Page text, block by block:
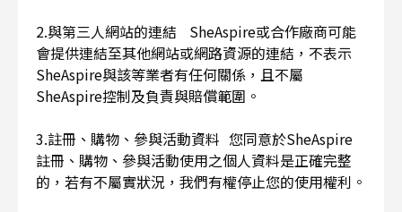
2.與第三人網站的連結 SheAspire或合作廠商可能
會提供連結至其他網站或網路資源的連結，不表示
SheAspire與該等業者有任何關係，且不屬
SheAspire控制及負責與賠償範圍。
3.註冊、購物、參與活動資料 您同意於SheAspire
註冊、購物、參與活動使用之個人資料是正確完整
的，若有不屬實狀況，我們有權停止您的使用權利。